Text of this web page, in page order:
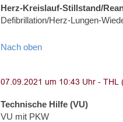
Herz-Kreislauf-Stillstand/
Defibrillation/Herz-Lungen-
Nach oben
Technische Hilfe (VU)
VU mit PKW